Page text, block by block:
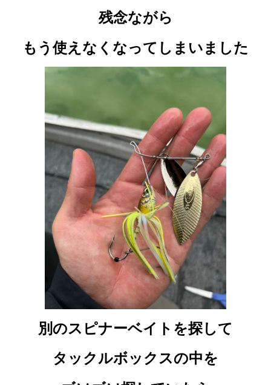
残念ながら
もう使えなくなってしまいました
別のスピナーベイトを探して
タックルボックスの中を